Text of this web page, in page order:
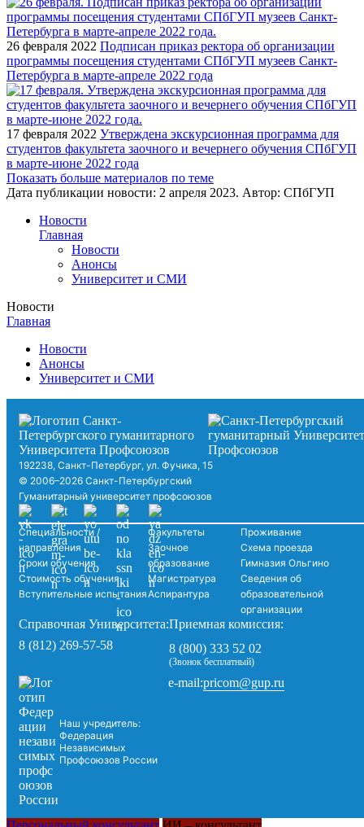
26 февраля 2022 Подписан приказ ректора об организации
программы посещения студентами СПбГУП музеев Санкт-
Петербурга в марте-апреле 2022 года
17 февраля 2022 Утверждена экскурсионная программа для
студентов факультета заочного и вечернего обучения СПбГУП
в марте-июне 2022 года
Показать больше материалов по теме
Дата публикации новости: 2 апреля 2023. Автор: СПбГУП
Новости
Главная
Новости
Анонсы
Университет и СМИ
Новости
Главная
Новости
Анонсы
Университет и СМИ
192238, Санкт-Петербург, ул. Фучика, 15
© 2006–2026 Санкт-Петербургский
Гуманитарный университет профсоюзов
Специальности /
направления
Сроки обучения
Стоимость обучения
Вступительные испытания
Факультеты
Заочное
образование
Магистратура
Аспирантура
Проживание
Схема проезда
Гимназия Ольгино
Сведения об
образовательной
организации
Справочная Университета:
8 (812) 269-57-58
Приемная комиссия:
8 (800) 333 52 02
(Звонок бесплатный)
Наш учредитель:
Федерация
Независимых
Профсоюзов России
e-mail:pricom@gup.ru